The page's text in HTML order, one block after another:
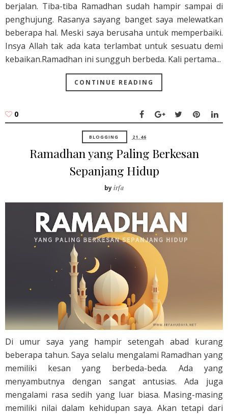
berjalan. Tiba-tiba Ramadhan sudah hampir sampai di
penghujung. Rasanya sayang banget saya melewatkan
beberapa hal. Meski saya berusaha untuk memperbaiki.
Insya Allah tak ada kata terlambat untuk sesuatu demi
kebaikan.Ramadhan ini sungguh berbeda. Kali pertama...
CONTINUE READING
0
BLOGGING 21.46
Ramadhan yang Paling Berkesan
Sepanjang Hidup
byirfa
Di umur saya yang hampir setengah abad kurang
beberapa tahun. Saya selalu mengalami Ramadhan yang
memiliki kesan yang berbeda-beda. Ada yang
menyambutnya dengan sangat antusias. Ada juga
mengalami rasa sedih yang luar biasa. Masing-masing
memiliki nilai dalam kehidupan saya. Akan tetapi dari